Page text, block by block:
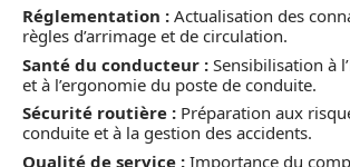
Réglementation : Actualisation des
règles d’arrimage et de circulation.
Santé du conducteur : Sensibilisation à
et à l’ergonomie du poste de conduite.
Sécurité routière : Préparation aux
conduite et à la gestion des accidents.
Qualité de service : Importance du